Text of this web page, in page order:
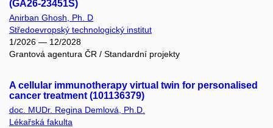
(GA26-23451S)
Anirban Ghosh, Ph. D
Středoevropský technologický institut
1/2026 — 12/2028
Grantová agentura ČR / Standardní projekty
A cellular immunotherapy virtual twin for personalised
cancer treatment (101136379)
doc. MUDr. Regina Demlová, Ph.D.
Lékařská fakulta